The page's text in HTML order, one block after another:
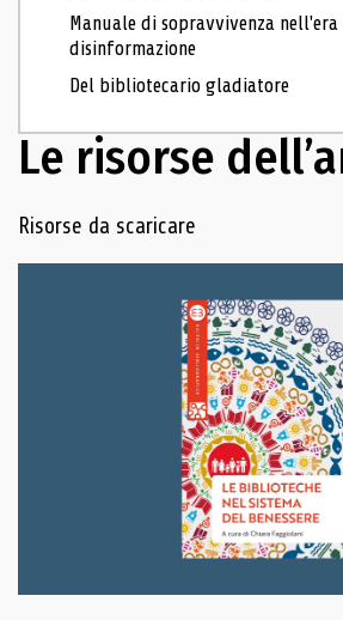
Manuale di sopravvivenza
disinformazione
Del bibliotecario gladiatore
Le risorse
Navigazione delle risorse
Risorse da scaricare